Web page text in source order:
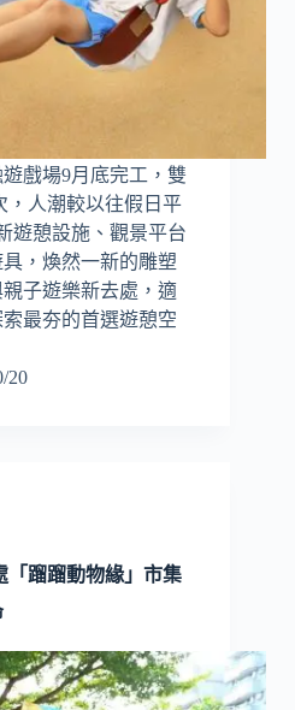
戲場9月底完工，雙
，人潮較以往假日平
遊憩設施、觀景平台
，煥然一新的雕塑
子遊樂新去處，適
最夯的首選遊憩空
20
「蹓蹓動物緣」市集